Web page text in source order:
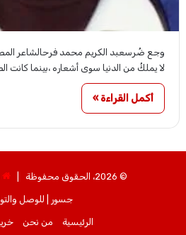
وجع ضُرسعبد الكريم محمد فرحالشاعر
لا يملكُ من الدنيا سوى أشعاره ،بينما كانت
أكمل القراءة »
© 2026، الحقوق محفوظة |
جسور | للوصل
الرئيسية من نحن